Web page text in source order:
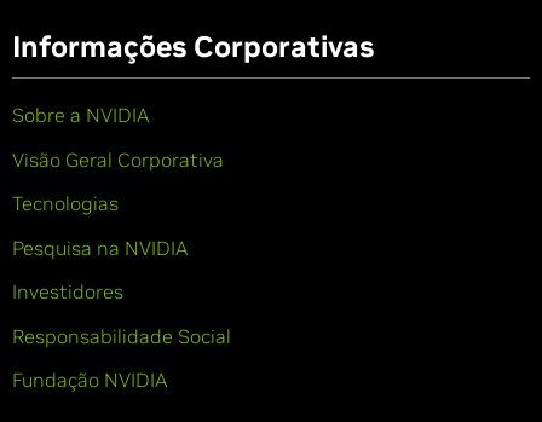
Informações Corporativas
Sobre a NVIDIA
Visão Geral Corporativa
Tecnologias
Pesquisa na NVIDIA
Investidores
Responsabilidade Social
Fundação NVIDIA